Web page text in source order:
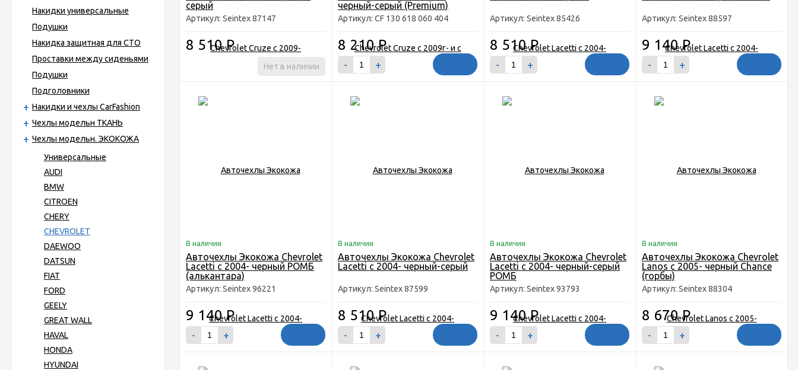
Накидки универсальные
Подушки
Накидка защитная для СТО
Проставки между сиденьями
Подушки
Подголовники
Накидки и чехлы CarFashion
Чехлы модельн ТКАНЬ
Чехлы модельн. ЭКОКОЖА
Универсальные
AUDI
BMW
CITROEN
CHERY
CHEVROLET
DAEWOO
DATSUN
FIAT
FORD
GEELY
GREAT WALL
HAVAL
HONDA
HYUNDAI
серый
Артикул: Seintex 87147
8 510Р
Нет в наличии
черный-серый (Premium)
Артикул: CF 130 618 060 404
8 210Р
- +
Артикул: Seintex 85426
8 510Р
- +
Артикул: Seintex 88597
9 140Р
- +
В наличии
Авточехлы Экокожа Chevrolet
Lacetti с 2004- черный РОМБ
(алькантара)
Артикул: Seintex 96221
9 140Р
- +
В наличии
Авточехлы Экокожа Chevrolet
Lacetti с 2004- черный-серый
Артикул: Seintex 87599
8 510Р
- +
В наличии
Авточехлы Экокожа Chevrolet
Lacetti с 2004- черный-серый
РОМБ
Артикул: Seintex 93793
9 140Р
- +
В наличии
Авточехлы Экокожа Chevrolet
Lanos с 2005- черный Chance
(горбы)
Артикул: Seintex 88304
8 670Р
- +